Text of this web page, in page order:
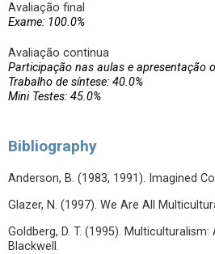
Avaliação final
Exame: 100.0%
Avaliação continua
Participação nas aulas e apresentação
Trabalho de síntese: 40.0%
Mini Testes: 45.0%
Bibliography
Anderson, B. (1983, 1991). Imagined
Glazer, N. (1997). We Are All
Goldberg, D. T. (1995). Multiculturalism:
Blackwell.